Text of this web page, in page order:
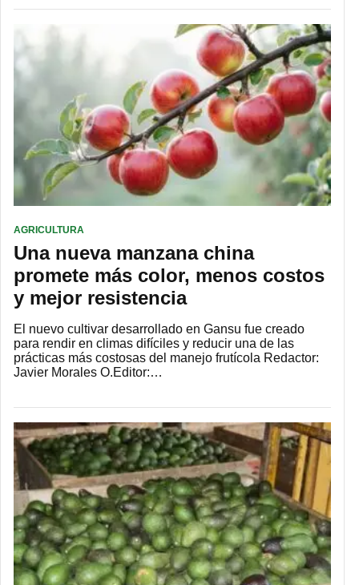
AGRICULTURA
Una nueva manzana china
promete más color, menos costos
y mejor resistencia
El nuevo cultivar desarrollado en Gansu fue creado
para rendir en climas difíciles y reducir una de las
prácticas más costosas del manejo frutícola Redactor:
Javier Morales O.Editor:…